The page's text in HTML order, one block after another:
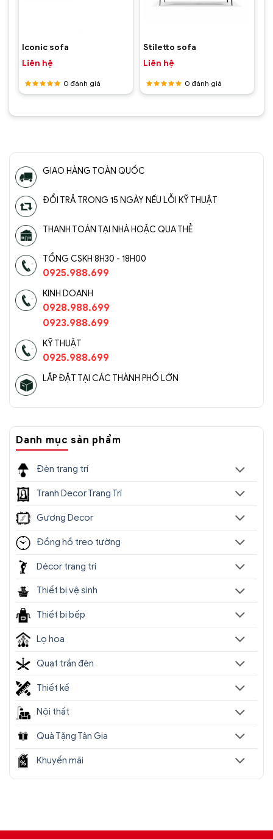
Iconic sofa
Liên hệ
Được
55 sao
0 đánh giá
Stiletto sofa
Liên hệ
Được
55 sao
0 đánh giá
GIAO HÀNG TOÀN QUỐC
ĐỔI TRẢ TRONG 15 NGÀY NẾU LỖI KỸ THUẬT
THANH TOÁN TẠI NHÀ HOẶC QUA THẺ
TỔNG CSKH 8H30 - 18H00
0925.988.699
KINH DOANH
0928.988.699
0923.988.699
KỸ THUẬT
0925.988.699
LẮP ĐẶT TẠI CÁC THÀNH PHỐ LỚN
Danh mục sản phẩm
Đèn trang trí
Tranh Decor Trang Trí
Gương Decor
Đồng hồ treo tường
Décor trang trí
Thiết bị vệ sinh
Thiết bị bếp
Lọ hoa
Quạt trần đèn
Thiết kế
Nội thất
Quà Tặng Tân Gia
Khuyến mãi